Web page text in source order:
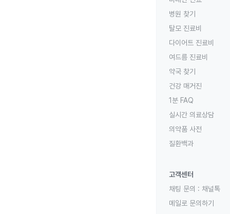
병원 찾기
탈모 진료비
다이어트 진료비
여드름 진료비
약국 찾기
건강 매거진
1분 FAQ
실시간 의료상담
의약품 사전
질환백과
고객센터
채팅 문의 : 채널톡
메일로 문의하기